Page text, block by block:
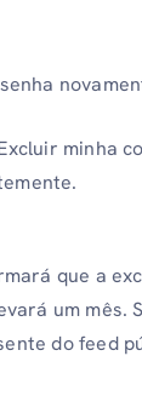
minha
que a
um mês.
do feed